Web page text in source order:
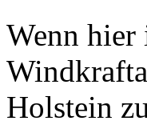
Wenn
Holstein